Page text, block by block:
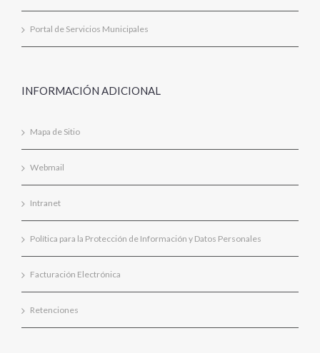
Portal de Servicios Municipales
INFORMACIÓN ADICIONAL
Mapa de Sitio
Webmail
Intranet
Política para la Protección de Información y Datos Personales
Facturación Electrónica
Retenciones